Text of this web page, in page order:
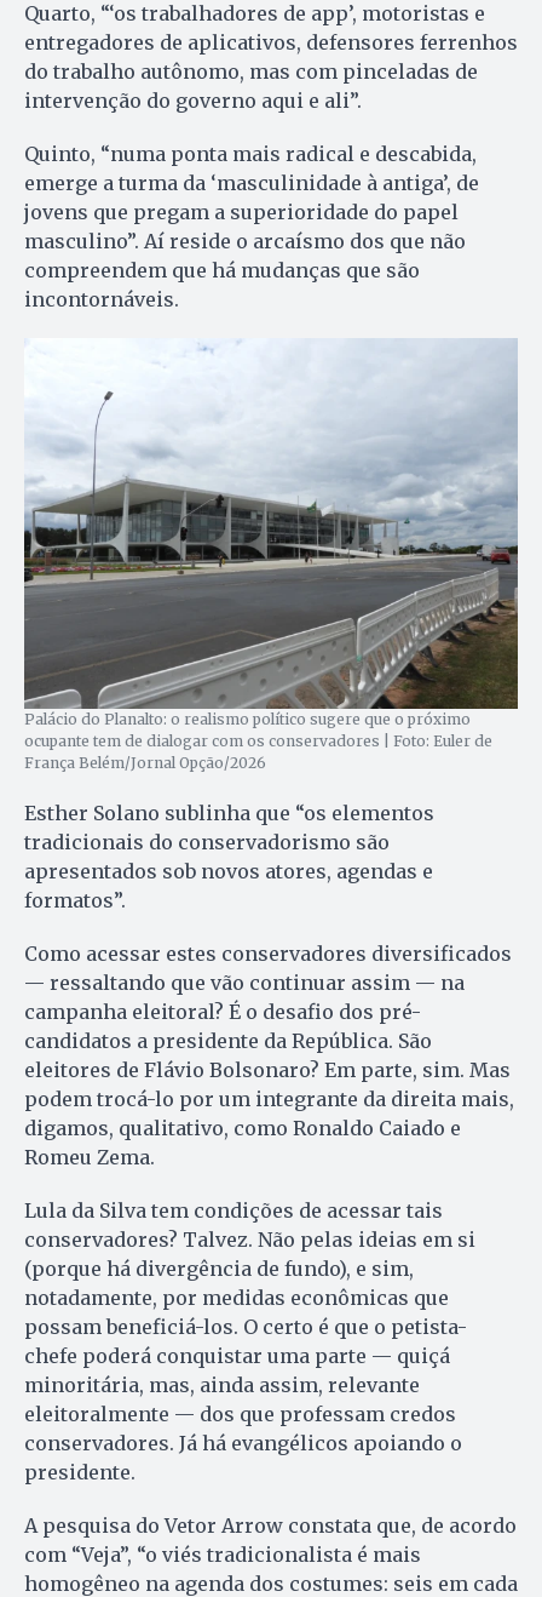
Quarto, “‘os trabalhadores de app’, motoristas e
entregadores de aplicativos, defensores ferrenhos
do trabalho autônomo, mas com pinceladas de
intervenção do governo aqui e ali”.
Quinto, “numa ponta mais radical e descabida,
emerge a turma da ‘masculinidade à antiga’, de
jovens que pregam a superioridade do papel
masculino”. Aí reside o arcaísmo dos que não
compreendem que há mudanças que são
incontornáveis.
Palácio do Planalto: o realismo político sugere que o próximo
ocupante tem de dialogar com os conservadores | Foto: Euler de
França Belém/Jornal Opção/2026
Esther Solano sublinha que “os elementos
tradicionais do conservadorismo são
apresentados sob novos atores, agendas e
formatos”.
Como acessar estes conservadores diversificados
— ressaltando que vão continuar assim — na
campanha eleitoral? É o desafio dos pré-
candidatos a presidente da República. São
eleitores de Flávio Bolsonaro? Em parte, sim. Mas
podem trocá-lo por um integrante da direita mais,
digamos, qualitativo, como Ronaldo Caiado e
Romeu Zema.
Lula da Silva tem condições de acessar tais
conservadores? Talvez. Não pelas ideias em si
(porque há divergência de fundo), e sim,
notadamente, por medidas econômicas que
possam beneficiá-los. O certo é que o petista-
chefe poderá conquistar uma parte — quiçá
minoritária, mas, ainda assim, relevante
eleitoralmente — dos que professam credos
conservadores. Já há evangélicos apoiando o
presidente.
A pesquisa do Vetor Arrow constata que, de acordo
com “Veja”, “o viés tradicionalista é mais
homogêneo na agenda dos costumes: seis em cada